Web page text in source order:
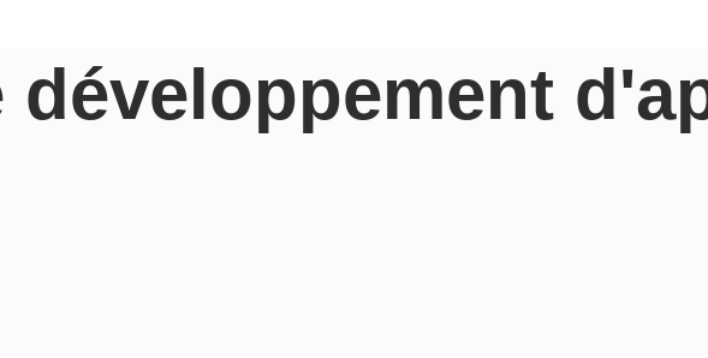
développement